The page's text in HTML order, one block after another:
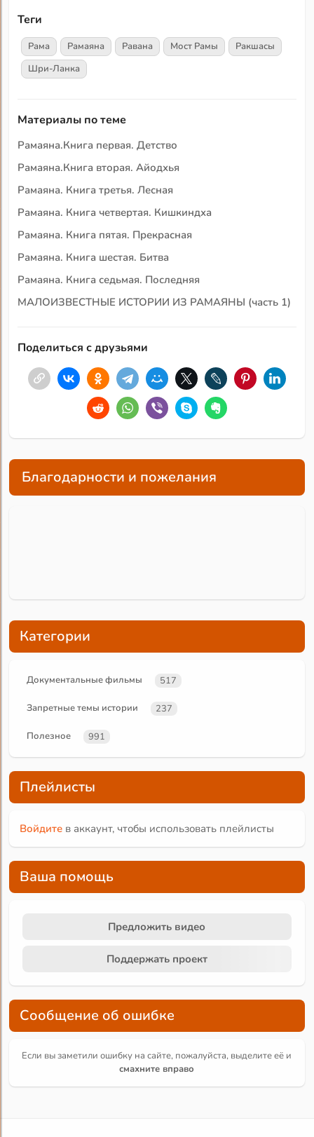
Теги
Рама Рамаяна Равана Мост Рамы
Ракшасы
Шри-Ланка
Материалы по теме
Рамаяна.Книга первая. Детство
Рамаяна.Книга вторая. Айодхья
Рамаяна. Книга третья. Лесная
Рамаяна. Книга четвертая. Кишкиндха
Рамаяна. Книга пятая. Прекрасная
Рамаяна. Книга шестая. Битва
Рамаяна. Книга седьмая. Последняя
МАЛОИЗВЕСТНЫЕ ИСТОРИИ ИЗ РАМАЯНЫ (часть 1)
Поделиться с друзьями
Благодарности и пожелания
Категории
Документальные фильмы 517
Запретные темы истории 237
Полезное 991
Плейлисты
Войдите в аккаунт, чтобы использовать плейлисты
Ваша помощь
Предложить видео
Поддержать проект
Сообщение об ошибке
Если вы заметили ошибку на сайте, пожалуйста, выделите её и
смахните вправо